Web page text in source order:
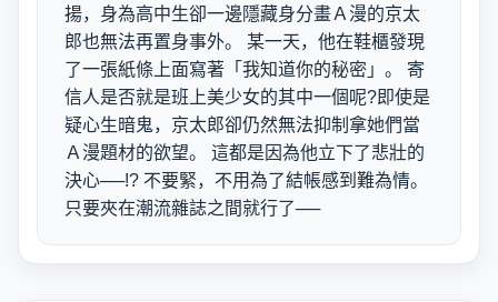
揚，身為高中生卻一邊隱藏身分畫Ａ漫的京太
郎也無法再置身事外。 某一天，他在鞋櫃發現
了一張紙條上面寫著「我知道你的秘密」。 寄
信人是否就是班上美少女的其中一個呢?即使是
疑心生暗鬼，京太郎卻仍然無法抑制拿她們當
Ａ漫題材的欲望。 這都是因為他立下了悲壯的
決心──!? 不要緊，不用為了結帳感到難為情。
只要夾在潮流雜誌之間就行了──